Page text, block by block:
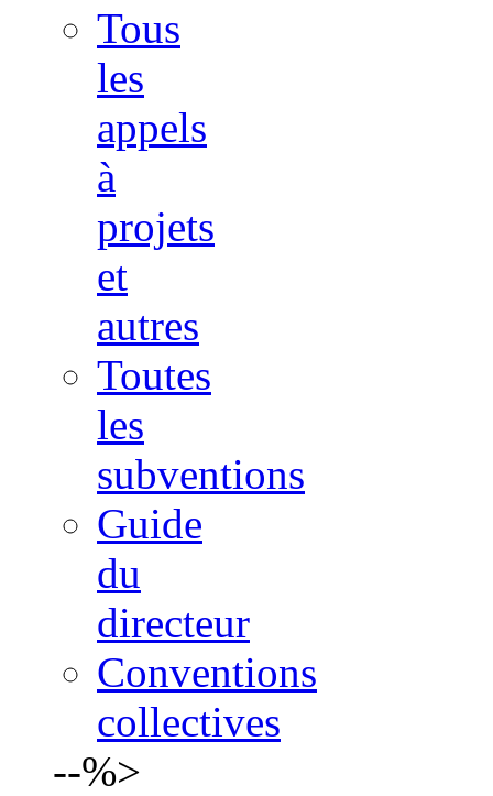
Tous
les
appels
à
projets
et
autres
Toutes
les
subventions
Guide
du
directeur
Conventions
collectives
--%>